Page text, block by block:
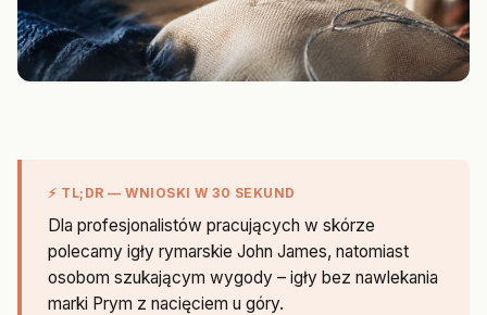
⚡ TL;DR — WNIOSKI W 30 SEKUND
Dla profesjonalistów pracujących w skórze
polecamy igły rymarskie John James, natomiast
osobom szukającym wygody – igły bez nawlekania
marki Prym z nacięciem u góry.